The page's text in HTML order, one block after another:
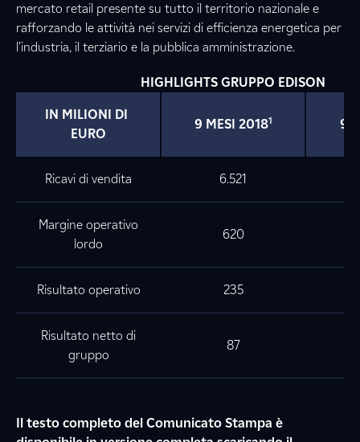
mercato retail presente su tutto il territorio nazionale e
rafforzando le attività nei servizi di efficienza energetica per
l’industria, il terziario e la pubblica amministrazione.
HIGHLIGHTS GRUPPO EDISON
IN MILIONI DI
EURO
9 MESI 20181 9
Ricavi di vendita 6.521
Margine operativo
lordo
620
Risultato operativo 235
Risultato netto di
gruppo
87
Il testo completo del Comunicato Stampa è